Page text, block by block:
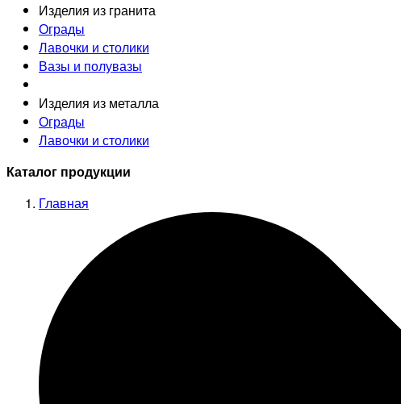
Изделия из гранита
Ограды
Лавочки и столики
Вазы и полувазы
Изделия из металла
Ограды
Лавочки и столики
Каталог продукции
Главная